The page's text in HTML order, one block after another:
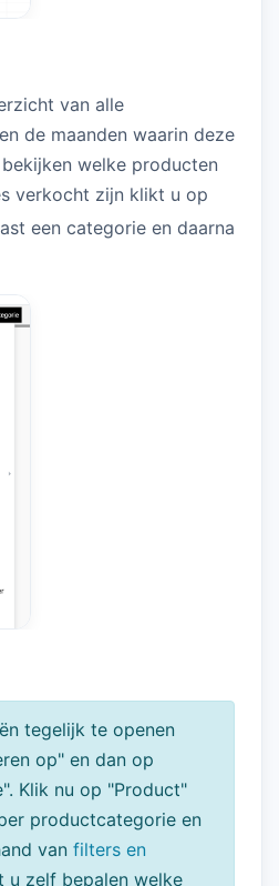
van alle
de maanden waarin deze
welke producten
verkocht zijn klikt u op
een categorie en daarna
tegelijk te openen
op" en dan op
Klik nu op "Product"
productcategorie en
van filters en
u zelf bepalen welke